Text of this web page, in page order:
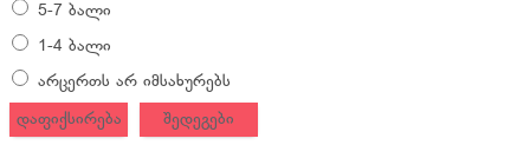
5-7 ბალი
1-4 ბალი
არცერთს არ იმსახურებს
დაფიქსირება
შედეგები